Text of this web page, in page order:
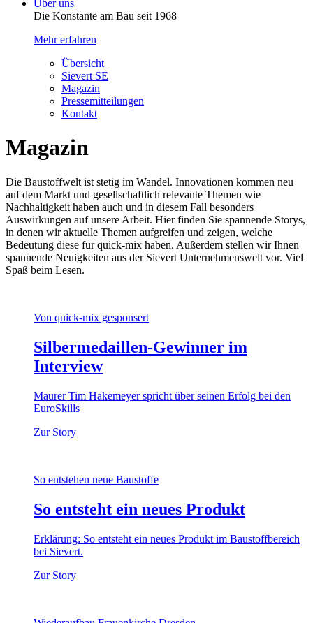
Über uns
Die Konstante am Bau seit 1968
Mehr erfahren
Übersicht
Sievert SE
Magazin
Pressemitteilungen
Kontakt
Magazin
Die Baustoffwelt ist stetig im Wandel. Innovationen kommen neu
auf dem Markt und gesellschaftlich relevante Themen wie
Nachhaltigkeit haben auch und in diesem Fall besonders
Auswirkungen auf unsere Arbeit. Hier finden Sie spannende Storys,
in denen wir aktuelle Themen aufgreifen und zeigen, welche
Bedeutung diese für quick-mix haben. Außerdem stellen wir Ihnen
spannende Neuigkeiten aus der Sievert Unternehmenswelt vor. Viel
Spaß beim Lesen.
Von quick-mix gesponsert
Silbermedaillen-Gewinner im
Interview
Maurer Tim Hakemeyer spricht über seinen Erfolg bei den
EuroSkills
Zur Story
So entstehen neue Baustoffe
So entsteht ein neues Produkt
Erklärung: So entsteht ein neues Produkt im Baustoffbereich
bei Sievert.
Zur Story